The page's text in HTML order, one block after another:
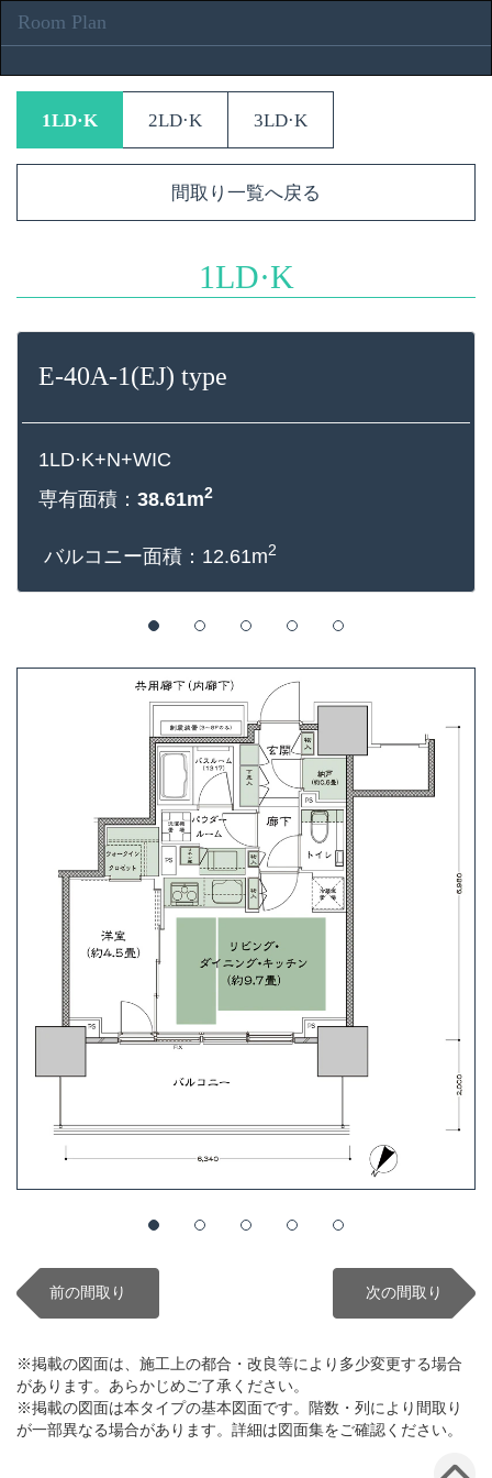
Room Plan
1LD·K 2LD·K 3LD·K
間取り一覧へ戻る
1LD·K
E-40A-1(EJ) type
1LD·K+N+WIC
専有面積： 38.61m2
バルコニー面積：12.61m2
前の間取り 次の間取り
※掲載の図面は、施工上の都合・改良等により多少変更する場合
があります。あらかじめご了承ください。
※掲載の図面は本タイプの基本図面です。階数・列により間取り
が一部異なる場合があります。詳細は図面集をご確認ください。